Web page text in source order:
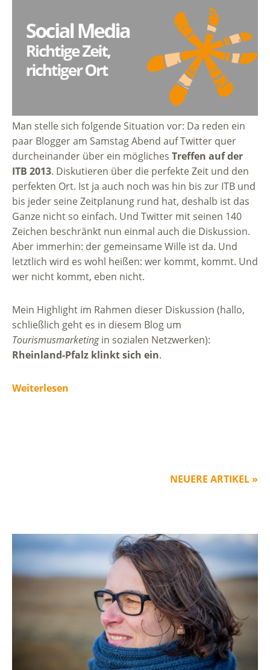
Man stelle sich folgende Situation vor: Da reden ein
paar Blogger am Samstag Abend auf Twitter quer
durcheinander über ein mögliches Treffen auf der
ITB 2013. Diskutieren über die perfekte Zeit und den
perfekten Ort. Ist ja auch noch was hin bis zur ITB und
bis jeder seine Zeitplanung rund hat, deshalb ist das
Ganze nicht so einfach. Und Twitter mit seinen 140
Zeichen beschränkt nun einmal auch die Diskussion.
Aber immerhin: der gemeinsame Wille ist da. Und
letztlich wird es wohl heißen: wer kommt, kommt. Und
wer nicht kommt, eben nicht.
Mein Highlight im Rahmen dieser Diskussion (hallo,
schließlich geht es in diesem Blog um
Tourismusmarketingin sozialen Netzwerken):
Rheinland-Pfalz klinkt sich ein.
Weiterlesen
NEUERE ARTIKEL »